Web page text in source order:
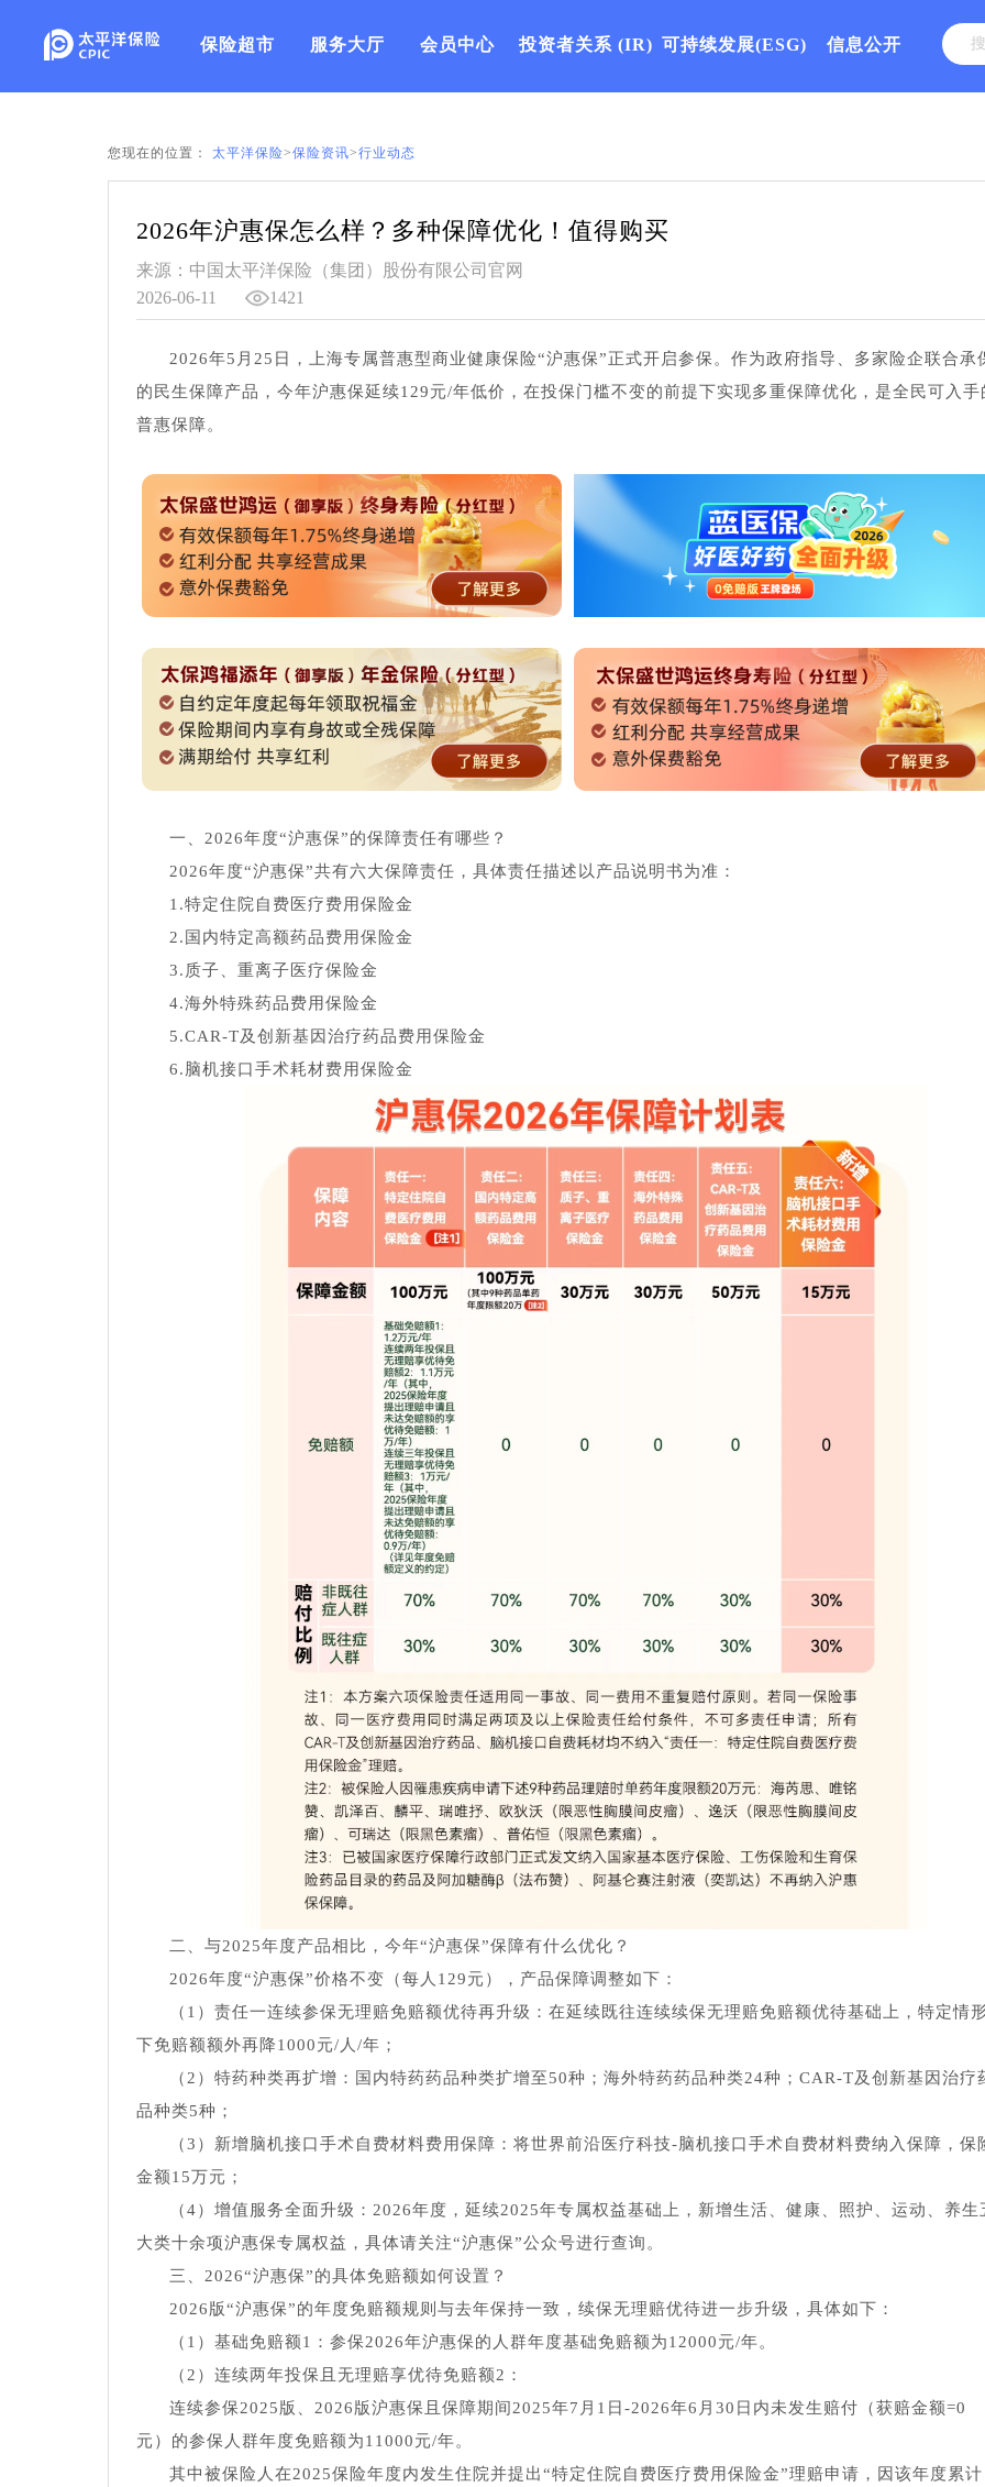
保险超市 服务大厅 会员中心 投资者关系 (IR) 可持续发展(ESG) 信息公开
您现在的位置： 太平洋保险>保险资讯>行业动态
2026年沪惠保怎么样？多种保障优化！值得购买
来源：中国太平洋保险（集团）股份有限公司官网
2026-06-11
1421
2026年5月25日，上海专属普惠型商业健康保险“沪惠保”正式开启参保。作为政府指导、多家险企联合承
的民生保障产品，今年沪惠保延续129元/年低价，在投保门槛不变的前提下实现多重保障优化，是全民可入手
普惠保障。
一、2026年度“沪惠保”的保障责任有哪些？
2026年度“沪惠保”共有六大保障责任，具体责任描述以产品说明书为准：
1.特定住院自费医疗费用保险金
2.国内特定高额药品费用保险金
3.质子、重离子医疗保险金
4.海外特殊药品费用保险金
5.CAR-T及创新基因治疗药品费用保险金
6.脑机接口手术耗材费用保险金
二、与2025年度产品相比，今年“沪惠保”保障有什么优化？
2026年度“沪惠保”价格不变（每人129元），产品保障调整如下：
（1）责任一连续参保无理赔免赔额优待再升级：在延续既往连续续保无理赔免赔额优待基础上，特定情形
下免赔额额外再降1000元/人/年；
（2）特药种类再扩增：国内特药药品种类扩增至50种；海外特药药品种类24种；CAR-T及创新基因治疗
品种类5种；
（3）新增脑机接口手术自费材料费用保障：将世界前沿医疗科技-脑机接口手术自费材料费纳入保障，保
金额15万元；
（4）增值服务全面升级：2026年度，延续2025年专属权益基础上，新增生活、健康、照护、运动、养生
大类十余项沪惠保专属权益，具体请关注“沪惠保”公众号进行查询。
三、2026“沪惠保”的具体免赔额如何设置？
2026版“沪惠保”的年度免赔额规则与去年保持一致，续保无理赔优待进一步升级，具体如下：
（1）基础免赔额1：参保2026年沪惠保的人群年度基础免赔额为12000元/年。
（2）连续两年投保且无理赔享优待免赔额2：
连续参保2025版、2026版沪惠保且保障期间2025年7月1日-2026年6月30日内未发生赔付（获赔金额=0
元）的参保人群年度免赔额为11000元/年。
其中被保险人在2025保险年度内发生住院并提出“特定住院自费医疗费用保险金”理赔申请，因该年度累计